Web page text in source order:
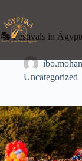
Inhalt
springen
🎭 Festivals in
Uncategorized